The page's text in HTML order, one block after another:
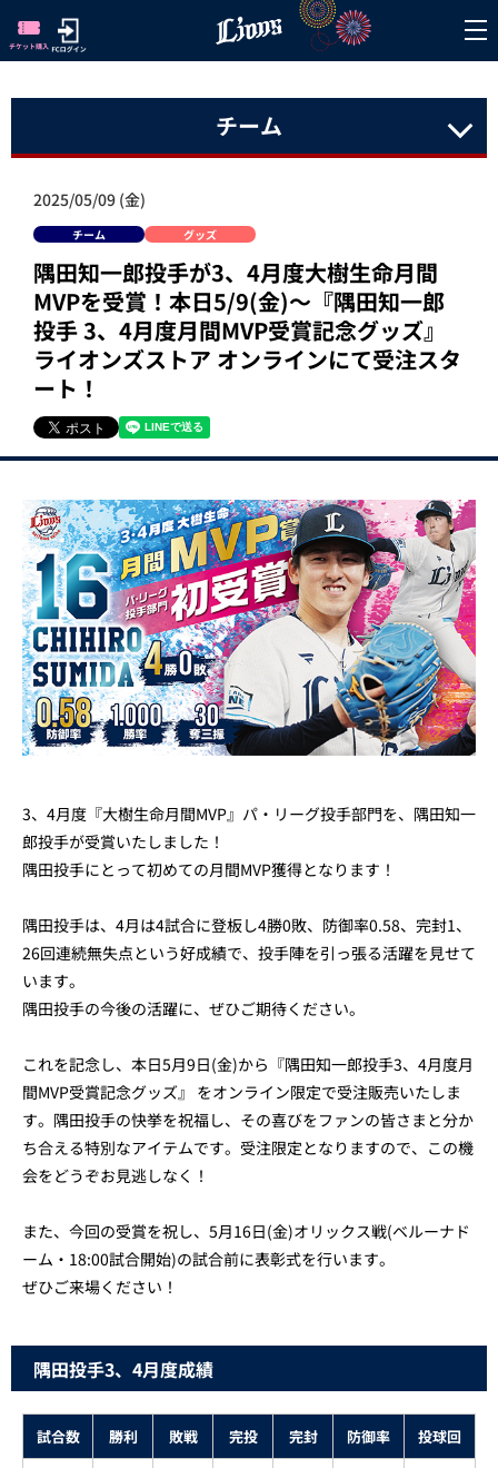
チーム
2025/05/09 (金)
チーム グッズ
隅田知一郎投手が3、4月度大樹生命月間
MVPを受賞！本日5/9(金)～『隅田知一郎
投手 3、4月度月間MVP受賞記念グッズ』
ライオンズストア オンラインにて受注スタ
ート！
3、4月度『大樹生命月間MVP』パ・リーグ投手部門を、隅田知一
郎投手が受賞いたしました！
隅田投手にとって初めての月間MVP獲得となります！
隅田投手は、4月は4試合に登板し4勝0敗、防御率0.58、完封1、
26回連続無失点という好成績で、投手陣を引っ張る活躍を見せて
います。
隅田投手の今後の活躍に、ぜひご期待ください。
これを記念し、本日5月9日(金)から『隅田知一郎投手3、4月度月
間MVP受賞記念グッズ』 をオンライン限定で受注販売いたしま
す。隅田投手の快挙を祝福し、その喜びをファンの皆さまと分か
ち合える特別なアイテムです。受注限定となりますので、この機
会をどうぞお見逃しなく！
また、今回の受賞を祝し、5月16日(金)オリックス戦(ベルーナド
ーム・18:00試合開始)の試合前に表彰式を行います。
ぜひご来場ください！
隅田投手3、4月度成績
試合数 勝利 敗戦 完投 完封 防御率 投球回